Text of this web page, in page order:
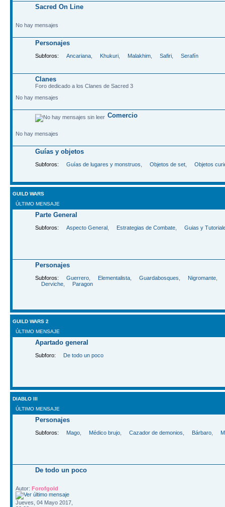
Sacred On Line
No hay mensajes
Personajes
Subforos: Ancariana Khukuri Malakhim Safiri Serafín
Clanes
Foro dedicado a los Clanes de Sacred 3
No hay mensajes
Comercio
No hay mensajes
Guías y objetos
Subforos: Guías de lugares y monstruos Objetos de set Objetos
GUILD WARS
ÚLTIMO MENSAJE
Parte General
Subforos: Aspecto General Estrategias de Combate Guias y
Personajes
Subforos: Guerrero Elementalista Guardabosques Nigromante
Derviche
Paragon
GUILD WARS 2
ÚLTIMO MENSAJE
Apartado general
Subforo: De todo un poco
DIABLO III
ÚLTIMO MENSAJE
Personajes
Subforos: Mago Médico brujo Cazador de demonios Bárbaro
De todo un poco
Autor: Forofgold
Jueves, 04 Mayo 2017,